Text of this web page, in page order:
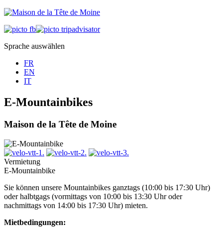
Sprache auswählen
FR
EN
IT
E-Mountainbikes
Maison de la Tête de Moine
Vermietung
E-Mountainbike
Sie können unsere Mountainbikes ganztags (10:00 bis 17:30 Uhr)
oder halbtgags (vormittags von 10:00 bis 13:30 Uhr oder
nachmittags von 14:00 bis 17:30 Uhr) mieten.
Mietbedingungen: